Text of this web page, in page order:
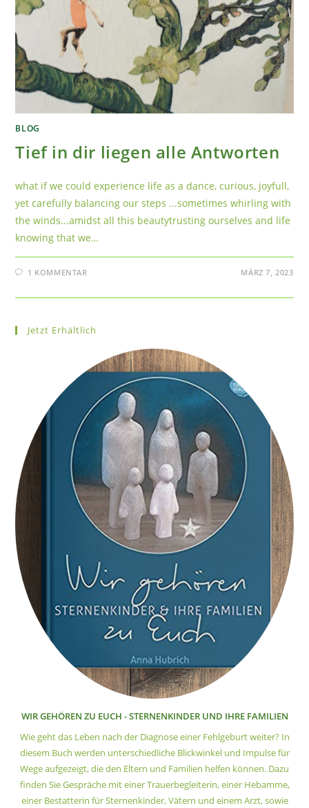
BLOG
Tief in dir liegen alle Antworten
what if we could experience life as a dance, curious, joyfull,
yet carefully balancing our steps ...sometimes whirling with
the winds...amidst all this beautytrusting ourselves and life
knowing that we…
1 KOMMENTAR MÄRZ 7, 2023
Jetzt Erhältlich
WIR GEHÖREN ZU EUCH - STERNENKINDER UND IHRE FAMILIEN
Wie geht das Leben nach der Diagnose einer Fehlgeburt weiter? In
diesem Buch werden unterschiedliche Blickwinkel und Impulse für
Wege aufgezeigt, die den Eltern und Familien helfen können. Dazu
finden Sie Gespräche mit einer Trauerbegleiterin, einer Hebamme,
einer Bestatterin für Sternenkinder, Vätern und einem Arzt, sowie